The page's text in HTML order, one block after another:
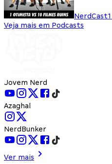
NerdCast
Veja mais em Podcasts
Jovem Nerd
Azaghal
NerdBunker
Ver mais